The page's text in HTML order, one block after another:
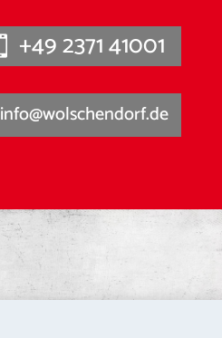
+49 2371 41001
info@wolschendorf.de